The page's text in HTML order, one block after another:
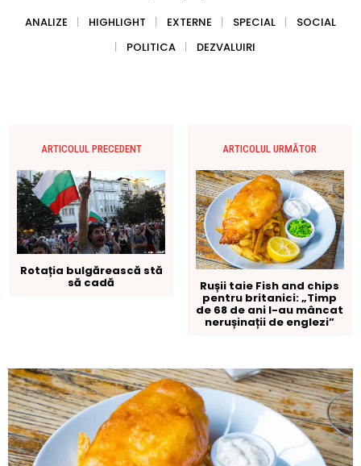
ANALIZE HIGHLIGHT EXTERNE SPECIAL
SOCIAL
POLITICA
DEZVALUIRI
ARTICOLUL PRECEDENT
Rotația bulgărească stă
să cadă
ARTICOLUL URMĂTOR
Rușii taie Fish and chips
pentru britanici: „Timp
de 68 de ani l-au mâncat
nerușinații de englezi”